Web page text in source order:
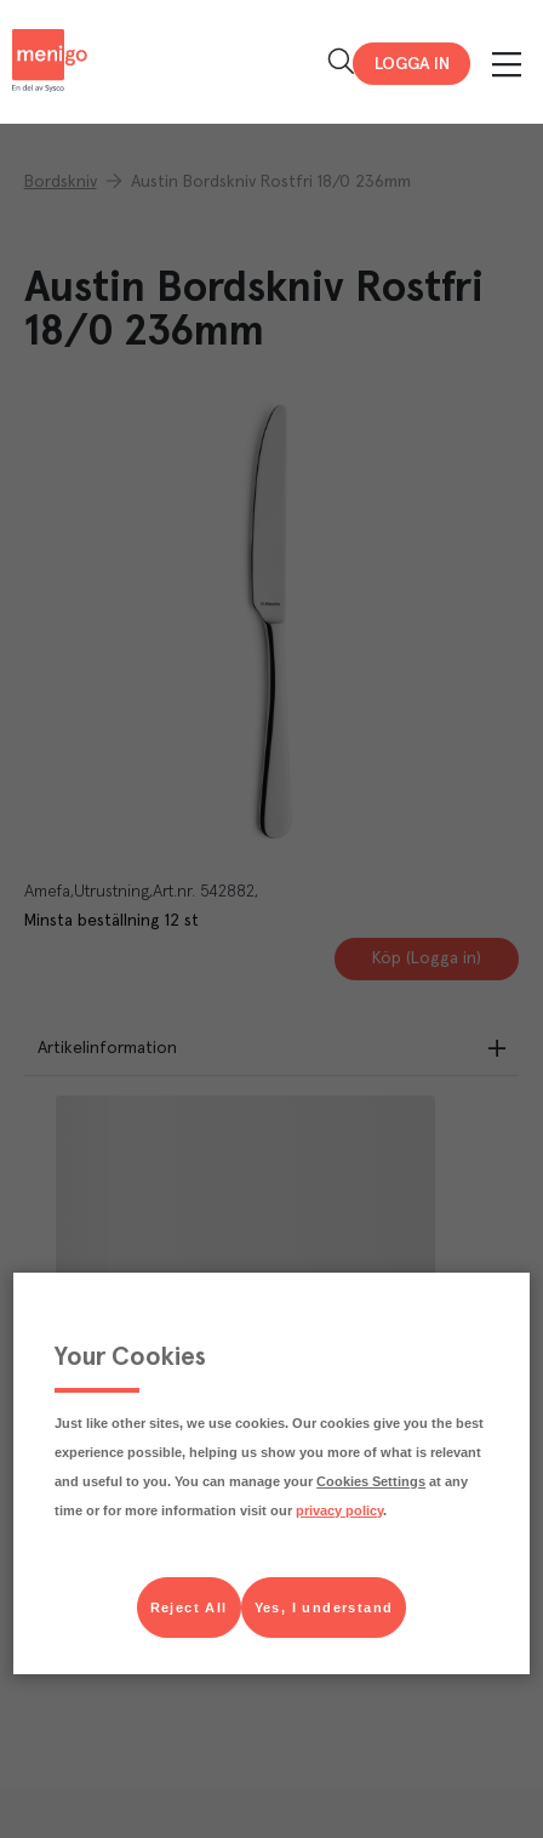
LOGGA IN
Bordskniv Austin Bordskniv Rostfri 18/0 236mm
Austin Bordskniv Rostfri
18/0 236mm
Amefa Utrustning Art.nr. 542882
Minsta beställning 12 st
Köp (Logga in)
Artikelinformation
Your Cookies
Just like other sites, we use cookies. Our cookies give you the best
experience possible, helping us show you more of what is relevant
and useful to you. You can manage yourCookies Settings at any
time or for more information visit ourprivacy policy.
Yes, I understand
Reject All